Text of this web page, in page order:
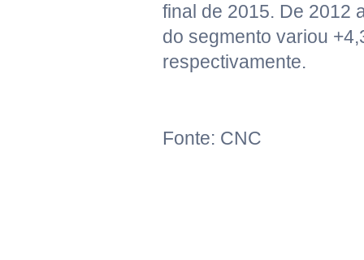
final de 2015. De 2012
do segmento variou
respectivamente.
Fonte: CNC